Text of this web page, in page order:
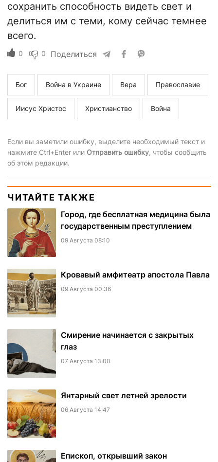
сохранить способность видеть свет и
делиться им с теми, кому сейчас темнее
всего.
0 0 Поделиться
Бог Война в Украине Вера Православие
Иисус Христос Христианство Война
Если вы заметили ошибку, выделите необходимый текст и
нажмите Ctrl+Enter или Отправить ошибку, чтобы сообщить
об этом редакции.
ЧИТАЙТЕ ТАКЖЕ
Город, где бесплатная медицина была
государственным преступлением
09 Августа 08:10
​Кровавый амфитеатр апостола Павла
09 Августа 00:36
Смирение начинается с закрытых
глаз
07 Августа 13:00
Янтарный свет летней зрелости
06 Августа 14:47
Епископ, открывший закон